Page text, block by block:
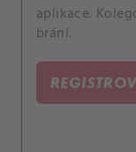
aplikace.
brání.